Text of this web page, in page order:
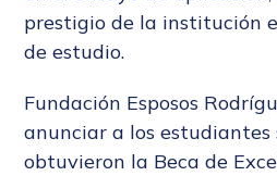
prestigio de la institución
de estudio.
Fundación Esposos
anunciar a los estudiantes
obtuvieron la Beca de